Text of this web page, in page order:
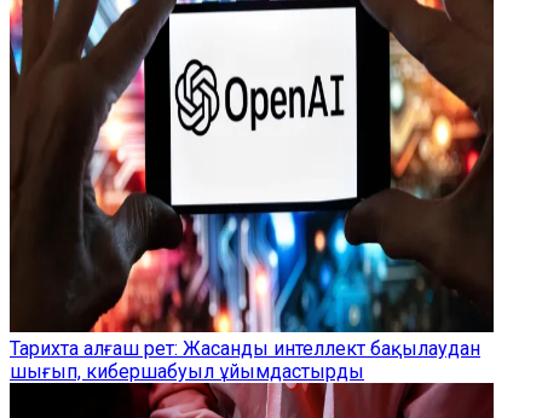
Тарихта алғаш рет: Жасанды интеллект бақылаудан
шығып, кибершабуыл ұйымдастырды